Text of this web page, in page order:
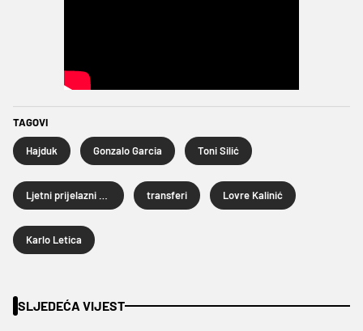
TAGOVI
Hajduk Gonzalo Garcia Toni Silić
transferi Lovre Kalinić
Karlo Letica
SLJEDEĆA VIJEST